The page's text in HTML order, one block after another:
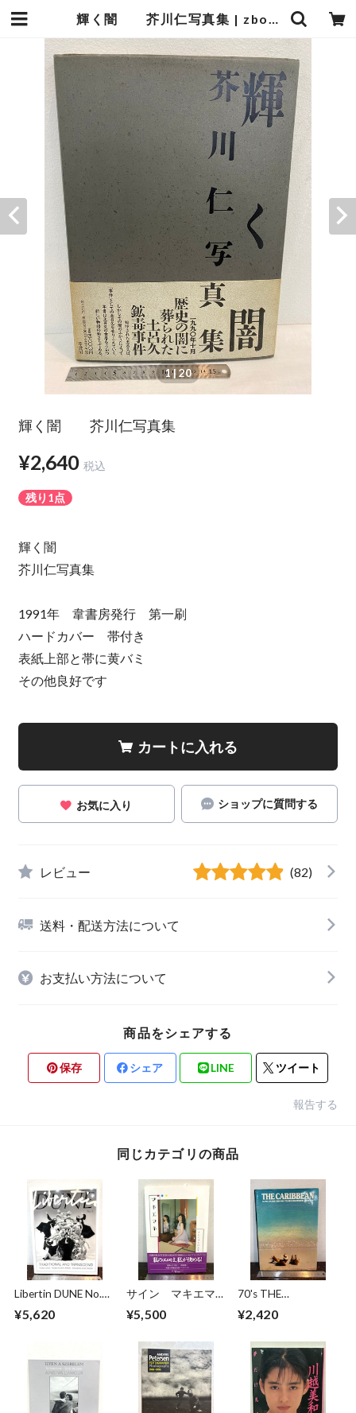
輝く闇 芥川仁写真集 | zbooks
1| 20
輝く闇 芥川仁写真集
¥2,640 税込
残り1点
輝く闇
芥川仁写真集
1991年 韋書房発行 第一刷
ハードカバー 帯付き
表紙上部と帯に黄バミ
その他良好です
カートに入れる
お気に入り ショップに質問する
レビュー (82)
送料・配送方法について
お支払い方法について
商品をシェアする
保存 シェア LINE ツイート
報告する
同じカテゴリの商品
Libertin DUNE No.5
TRANSCEND
¥5,620
サイン マキエマキ
¥5,500
70's THE
¥2,420